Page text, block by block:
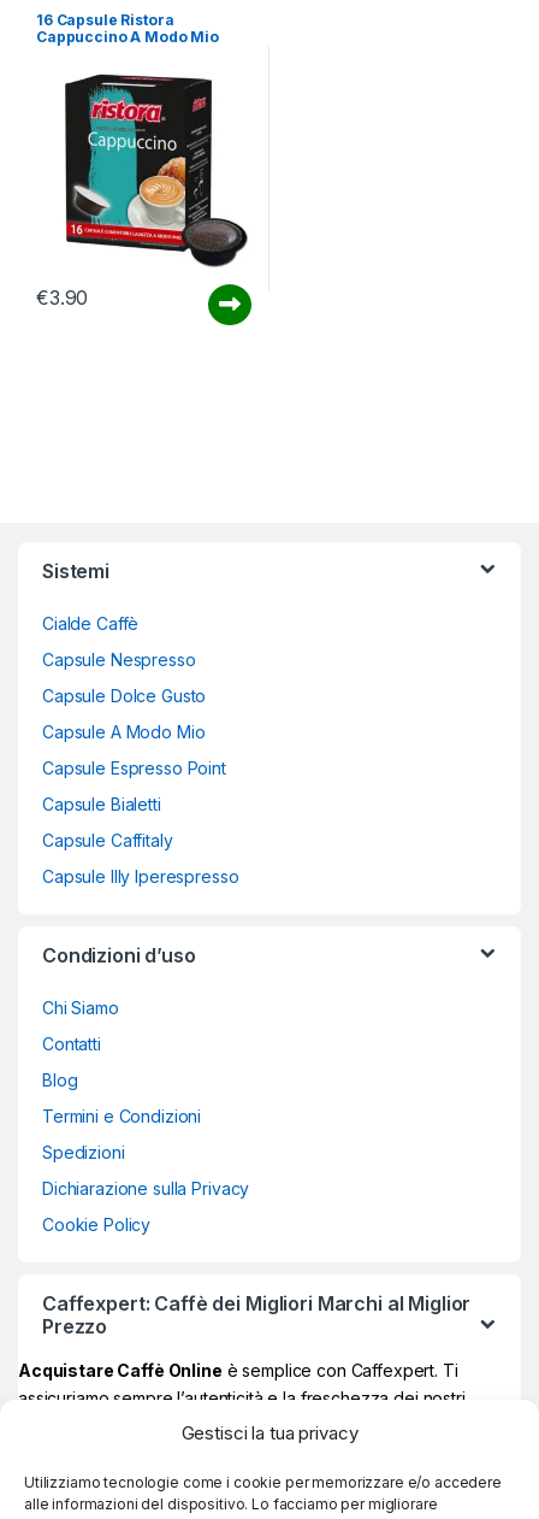
Gestisci la tua privacy
Utilizziamo tecnologie come i cookie per memorizzare e/o accedere
alle informazioni del dispositivo. Lo facciamo per migliorare
16 Capsule Ristora
Cappuccino A Modo Mio
€3.90
Sistemi
Cialde Caffè
Capsule Nespresso
Capsule Dolce Gusto
Capsule A Modo Mio
Capsule Espresso Point
Capsule Bialetti
Capsule Caffitaly
Capsule Illy Iperespresso
Condizioni d’uso
Chi Siamo
Contatti
Blog
Termini e Condizioni
Spedizioni
Dichiarazione sulla Privacy
Cookie Policy
Caffexpert: Caffè dei Migliori Marchi al Miglior
Prezzo
Acquistare Caffè Online è semplice con Caffexpert. Ti
assicuriamo sempre l’autenticità e la freschezza dei nostri
prodotti, garantiti Made in Italy al 100% ad un prezzo davvero
Sul nostro store online potrai trovare imigliori marchi di caffè
quelli più amati e apprezzati, e se raggiungi59€ di spesa, la